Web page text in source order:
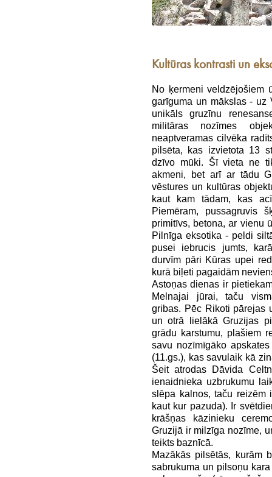
Kultūras kontrasti un
No ķermeni veldzējošiem
garīguma un mākslas - uz
unikāls gruzīnu
militāras nozīmes
neaptveramas cilvēka
pilsēta, kas izvietota 13
dzīvo mūki. Šī vieta ne
akmeni, bet arī ar tādu
vēstures un kultūras
kaut kam tādam, kas
Piemēram, pussagruvis
primitīvs, betona, ar vienu
Pilnīga eksotika - peldi
pusei iebrucis jumts,
durvīm pāri Kūras upei
kurā biļeti pagaidām
Astoņas dienas ir
Melnajai jūrai, taču
gribas. Pēc Rikoti pārejas
un otrā lielākā Gruzijas
grādu karstumu, plašiem
savu nozīmīgāko
(11.gs.), kas savulaik kā
Šeit atrodas Dāvida
ienaidnieka uzbrukumu
slēpa kalnos, taču
kaut kur pazuda). Ir
krāšņas kāzinieku
Gruzijā ir milzīga nozīme,
teikts baznīcā.
Mazākās pilsētās, kurām
sabrukuma un pilsoņu